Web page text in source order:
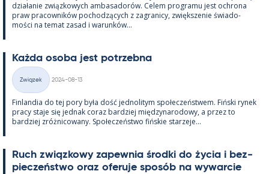
działa­nie związ­kowych am­ba­sa­dorów. Ce­lem pro­gramu jest ochrona
praw pracow­ników poc­hodzących z za­gra­nicy, zwiększe­nie świa­do­
mości na te­mat za­sad i wa­runków...
Każda osoba jest potrzebna
Kategorie
Związek
2024-08-13
Fin­lan­dia do tej pory była dość jed­no­li­tym społeczeństwem. Fiński ry­nek
pracy staje się jed­nak co­raz bardziej między­na­ro­dowy, a przez to
bardziej zróż­nicowany. Społeczeństwo fińs­kie starzeje...
Ruch związ­kowy za­pew­nia środki do życia i bez­
pieczeństwo oraz ofe­ruje sposób na wywarcie